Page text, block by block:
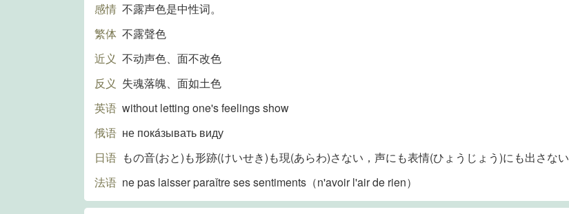
感情 不露声色是中性词。
繁体 不露聲色
近义 不动声色、面不改色
反义 失魂落魄、面如土色
英语 without letting one's feelings show
俄语 не покáзывать виду
日语 もの音(おと)も形跡(けいせき)も現(あらわ)さない，声にも表情(ひょうじょう)にも出さない
法语 ne pas laisser paraǐtre ses sentiments（n'avoir l'air de rien）